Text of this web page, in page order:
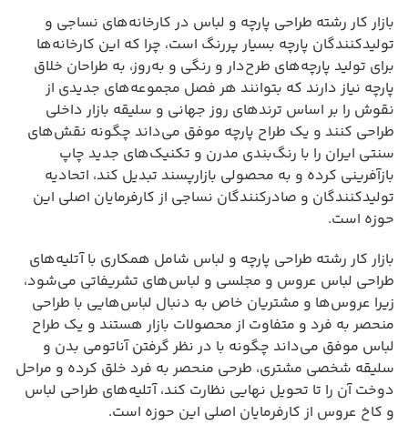
بازار کار رشته طراحی پارچه و لباس در کارخانه‌های نساجی و
تولیدکنندگان پارچه بسیار پررنگ است، چرا که این کارخانه‌ها
برای تولید پارچه‌های طرح‌دار و رنگی و به‌روز، به طراحان خلاق
پارچه نیاز دارند که بتوانند هر فصل مجموعه‌های جدیدی از
نقوش را بر اساس ترندهای روز جهانی و سلیقه بازار داخلی
طراحی کنند و یک طراح پارچه موفق می‌داند چگونه نقش‌های
سنتی ایران را با رنگ‌بندی مدرن و تکنیک‌های جدید چاپ
بازآفرینی کرده و به محصولی بازارپسند تبدیل کند، اتحادیه
تولیدکنندگان و صادرکنندگان نساجی از کارفرمایان اصلی این
حوزه است.
بازار کار رشته طراحی پارچه و لباس شامل همکاری با آتلیه‌های
طراحی لباس عروس و مجلسی و لباس‌های تشریفاتی می‌شود،
زیرا عروس‌ها و مشتریان خاص به دنبال لباس‌هایی با طراحی
منحصر به فرد و متفاوت از محصولات بازار هستند و یک طراح
لباس موفق می‌داند چگونه با در نظر گرفتن آناتومی بدن و
سلیقه شخصی مشتری، طرحی منحصر به فرد خلق کرده و مراحل
دوخت آن را تا تحویل نهایی نظارت کند، آتلیه‌های طراحی لباس
و کاخ عروس از کارفرمایان اصلی این حوزه است.